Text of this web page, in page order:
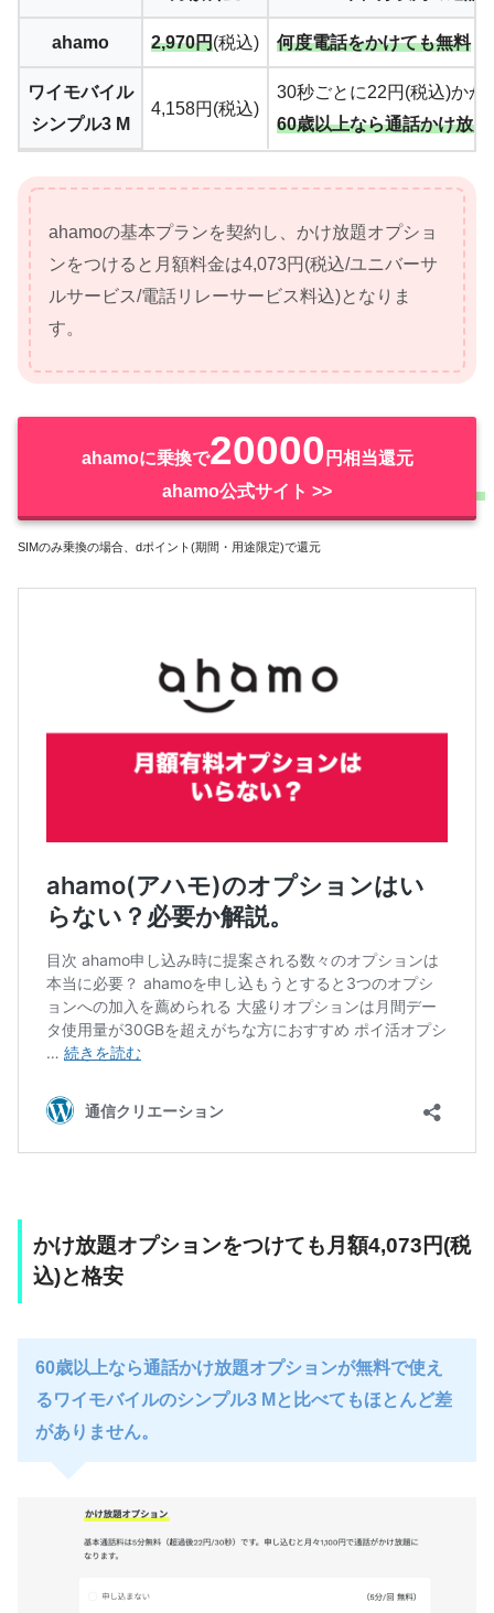
ahamo 2,970円(税込) 何度電話をかけても無料
ワイモバイル
シンプル3 M
4,158円(税込)
30秒ごとに22円(税込)かか
60歳以上なら通話かけ放
ahamoの基本プランを契約し、かけ放題オプショ
ンをつけると月額料金は4,073円(税込/ユニバーサ
ルサービス/電話リレーサービス料込)となりま
す。
ahamoに乗換で20000 円相当還元
ahamo公式サイト >>
SIMのみ乗換の場合、dポイント(期間・用途限定)で還元
かけ放題オプションをつけても月額4,073円(税
込)と格安
60歳以上なら通話かけ放題オプションが無料で使え
るワイモバイルのシンプル3 Mと比べてもほとんど差
がありません。